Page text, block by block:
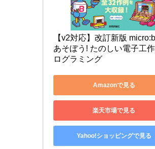
【v2対応】改訂新版
あそぼう! たのしい電子工
ログラミング
Amazonで見る
楽天市場で見る
Yahoo!ショッピングで見る